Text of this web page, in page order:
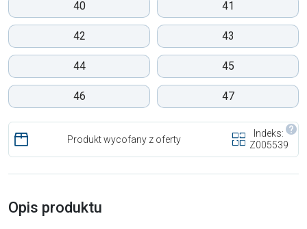
40 41
42 43
44 45
46 47
Produkt wycofany z oferty
Indeks:
Z005539
Opis produktu